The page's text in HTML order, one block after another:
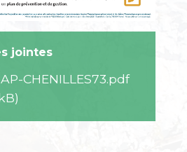
jointes
CHENILLES73.pdf